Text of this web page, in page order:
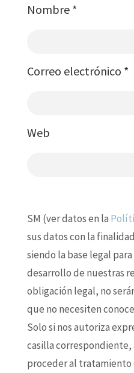
Nombre *
Correo electrónico *
Web
SM (ver datos en la
sus datos con la
siendo la base legal
desarrollo de nuestras
obligación legal, no
que no necesiten
Solo si nos autoriza
casilla correspondiente,
proceder al tratamiento